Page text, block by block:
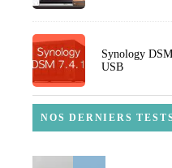
Synology
USB
NOS DERNIERS TESTS